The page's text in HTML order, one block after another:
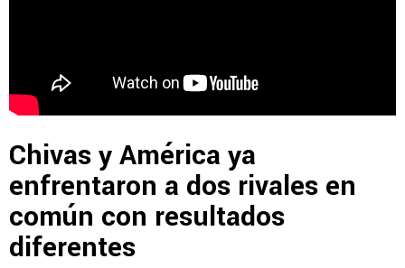
Chivas y América ya
enfrentaron a dos rivales en
común con resultados
diferentes